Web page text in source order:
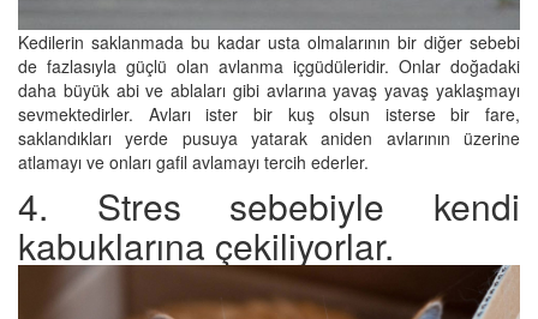
Kedilerin saklanmada bu kadar usta olmalarının bir diğer sebebi
de fazlasıyla güçlü olan avlanma içgüdüleridir. Onlar doğadaki
daha büyük abi ve ablaları gibi avlarına yavaş yavaş yaklaşmayı
sevmektedirler. Avları ister bir kuş olsun isterse bir fare,
saklandıkları yerde pusuya yatarak aniden avlarının üzerine
atlamayı ve onları gafil avlamayı tercih ederler.
4. Stres sebebiyle kendi
kabuklarına çekiliyorlar.